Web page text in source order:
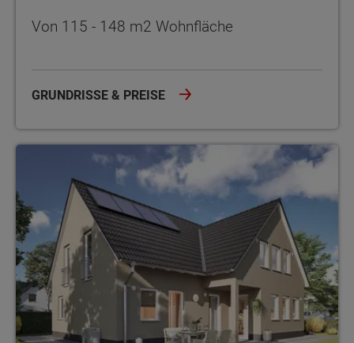
Von 115 - 148 m2 Wohnfläche
GRUNDRISSE & PREISE
Zweifamilienhäuser